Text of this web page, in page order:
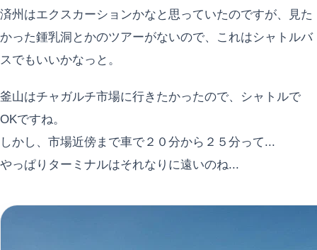
済州はエクスカーションかなと思っていたのですが、見た
かった鍾乳洞とかのツアーがないので、これはシャトルバ
スでもいいかなっと。
釜山はチャガルチ市場に行きたかったので、シャトルで
OKですね。
しかし、市場近傍まで車で２０分から２５分って...
やっぱりターミナルはそれなりに遠いのね...